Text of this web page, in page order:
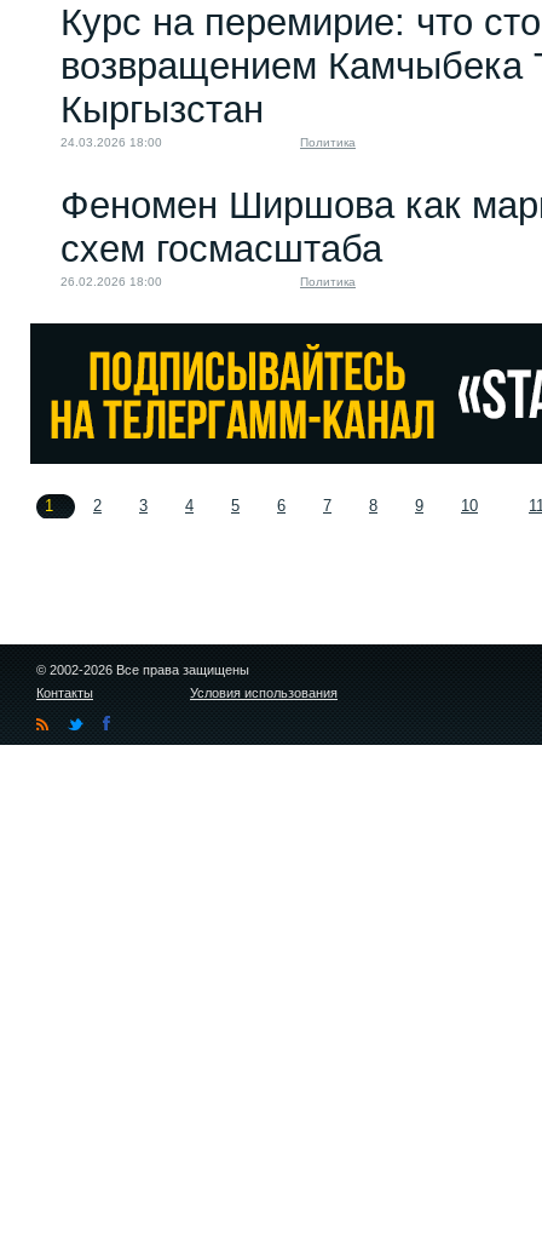
Курс на перемирие: что
возвращением Камчыбека
Кыргызстан
24.03.2026 18:00 Политика
Феномен Ширшова как
схем госмасштаба
26.02.2026 18:00 Политика
1 2 3 4 5 6 7 8 9 10
© 2002-2026 Все права защищены
Контакты
Условия использования